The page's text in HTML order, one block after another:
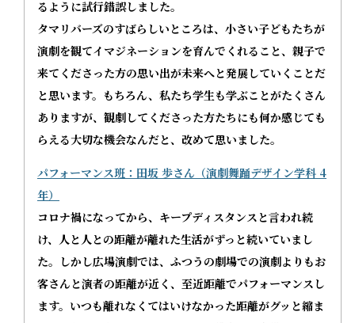
るように試行錯誤しました。
​タマリバーズのすばらしいところは、小さい子どもたちが
演劇を観てイマジネーションを育んでくれること、親子で
来てくださった方の思い出が未来へと発展していくことだ
と思います。もちろん、私たち学生も学ぶことがたくさん
ありますが、観劇してくださった方たちにも何か感じても
らえる大切な機会なんだと、改めて思いました。
パフォーマンス班：田坂 歩さん（演劇舞踊デザイン学科 4
年）
コロナ禍になってから、キープディスタンスと言われ続
け、人と人との距離が離れた生活がずっと続いていまし
た。しかし広場演劇では、ふつうの劇場での演劇よりもお
客さんと演者の距離が近く、至近距離でパフォーマンスし
ます。いつも離れなくてはいけなかった距離がグッと縮ま